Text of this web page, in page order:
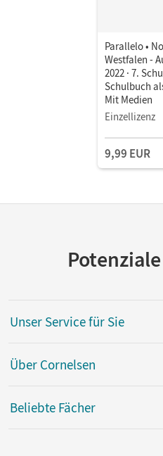
Parallelo •
Westfalen -
2022 · 7.
Schulbuch
Mit Medien
Einzellizenz
9,99 EUR
Unser Service für Sie
Über Cornelsen
Beliebte Fächer